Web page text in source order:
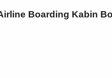
Boarding Kabin